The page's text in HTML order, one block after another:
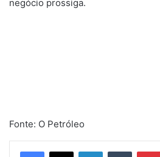
negócio prossiga.
Fonte: O Petróleo
LinkedinTumblr